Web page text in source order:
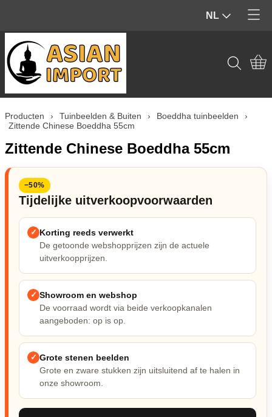
NL
Producten
Beelden & Sculpturen (Binnen)
Edelstenen & Kristallen
Wierook & geur
Spiritueel & Ritueel
Nieuw & verwacht
Veilingen / Opbod
Mijn account
Producten › Tuinbeelden & Buiten › Boeddha tuinbeelden
›
Zittende Chinese Boeddha 55cm
Zittende Chinese Boeddha 55cm
−50%
Tijdelijke uitverkoopvoorwaarden
✓ Korting reeds verwerkt
De getoonde webshopprijzen zijn de actuele
uitverkoopprijzen.
✓ Showroom en webshop
De voorraad wordt via beide verkoopkanalen
aangeboden: op is op.
✓ Grote stenen beelden
Grote en zware stukken zijn uitsluitend af te halen in
onze showroom.